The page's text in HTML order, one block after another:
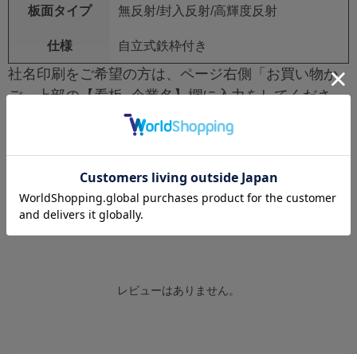
板面タイプ 無反射/封入反射/高輝度反射
仕様 自立式鉄枠付き
社名印刷をご希望の方は、ページ右側「お買い物か
ご」上部の【看板_企業名】欄に入力をしてくださ
社名印刷不要の場合は空欄で構いません。
レビュー
レビューはありません。